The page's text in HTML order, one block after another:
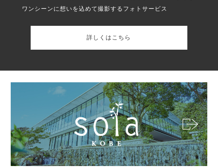
ワンシーンに想いを込めて撮影するフォトサービス
詳しくはこちら